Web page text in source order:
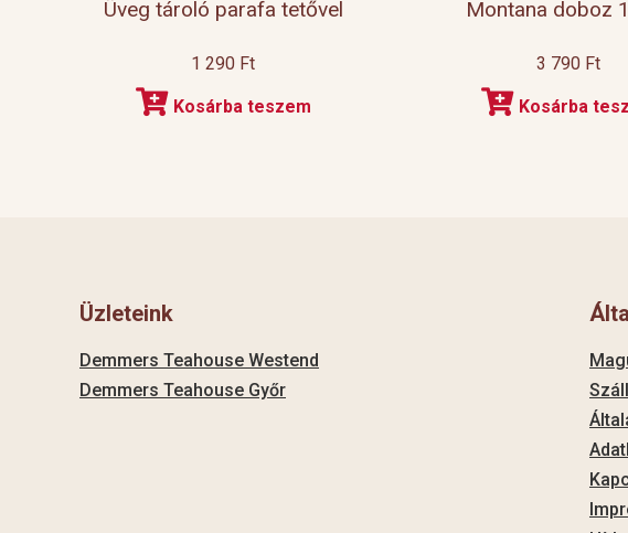
Üveg tároló parafa tetővel
1 290 Ft
Kosárba teszem
Montana doboz
3 790 Ft
Kosárba
Üzleteink
Demmers Teahouse Westend
Demmers Teahouse Győr